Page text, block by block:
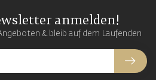
anmelden!
& bleib auf dem Laufenden